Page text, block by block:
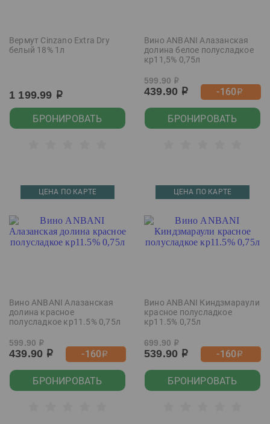
Вермут Cinzano Extra Dry
белый 18% 1л
1 199.99 р
БРОНИРОВАТЬ
Вино ANBANI Алазанская
долина белое полусладкое
кр11,5% 0,75л
599.90 р
439.90 р -160р
БРОНИРОВАТЬ
ЦЕНА ПО КАРТЕ
Вино ANBANI Алазанская
долина красное
полусладкое кр11.5% 0,75л
599.90 р
439.90 р -160р
БРОНИРОВАТЬ
ЦЕНА ПО КАРТЕ
Вино ANBANI Киндзмараули
красное полусладкое
кр11.5% 0,75л
699.90 р
539.90 р -160р
БРОНИРОВАТЬ